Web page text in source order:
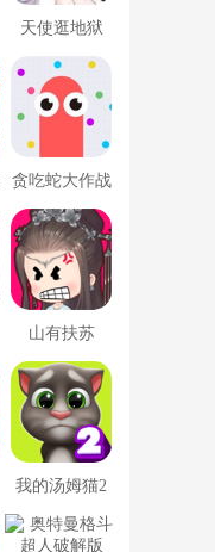
天使逛地狱
贪吃蛇大作战
破解版
山有扶苏
我的汤姆猫2
破解版